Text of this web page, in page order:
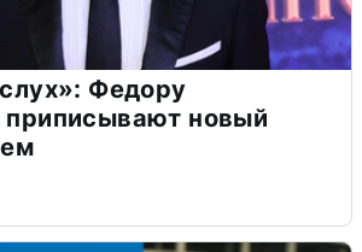
Федору
приписывают новый